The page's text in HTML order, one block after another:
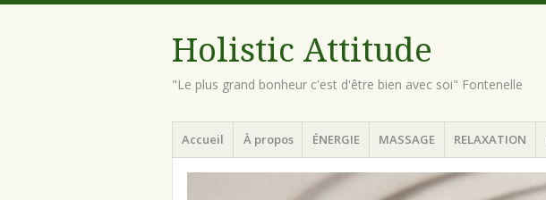
Holistic Attitude
"Le plus grand bonheur c'est d'être bien avec soi" Fontenelle
Menu
Aller
au
contenu
Accueil À propos ÉNERGIE MASSAGE RELAXATION